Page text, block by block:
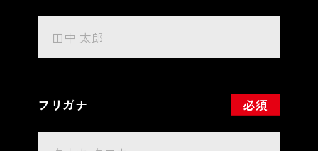
必須
フリガナ